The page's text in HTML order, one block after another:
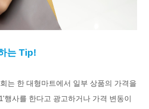
는 Tip!
는 한 대형마트에서 일부 상품의 가격을
행사를 한다고 광고하거나 가격 변동이